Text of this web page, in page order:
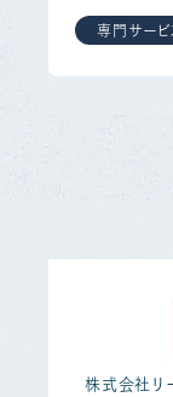
専門サー
株式会社リ